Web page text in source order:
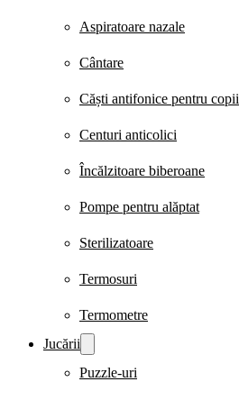
Aspiratoare nazale
Cântare
Căști antifonice pentru copii
Centuri anticolici
Încălzitoare biberoane
Pompe pentru alăptat
Sterilizatoare
Termosuri
Termometre
Jucării
Puzzle-uri